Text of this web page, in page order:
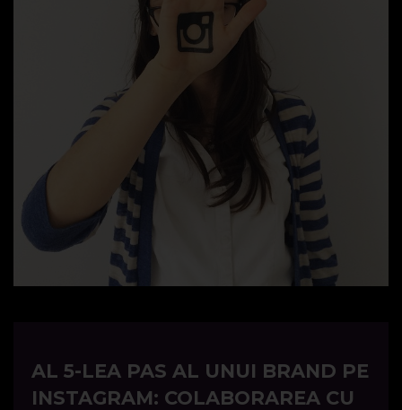
AL 5-LEA PAS AL UNUI BRAND PE
INSTAGRAM: COLABORAREA CU